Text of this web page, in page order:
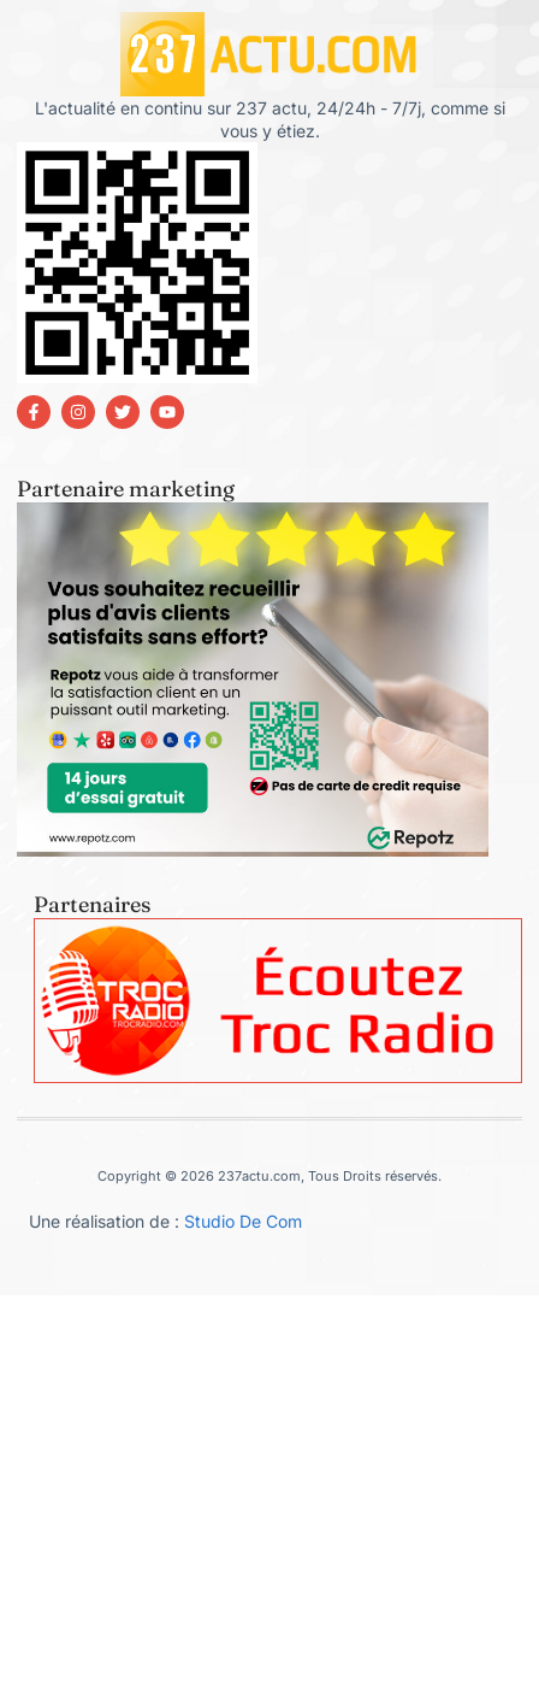
L'actualité en continu sur 237 actu, 24/24h - 7/7j, comme si
vous y étiez.
Partenaire marketing
Partenaires
Copyright © 2026 237actu.com, Tous Droits réservés.
Une réalisation de : Studio De Com